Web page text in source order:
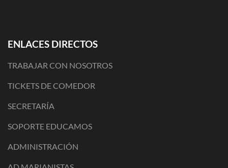
ENLACES DIRECTOS
TRABAJAR CON NOSOTROS
TICKETS DE COMEDOR
SECRETARÍA
SOPORTE EDUCAMOS
ADMINISTRACIÓN